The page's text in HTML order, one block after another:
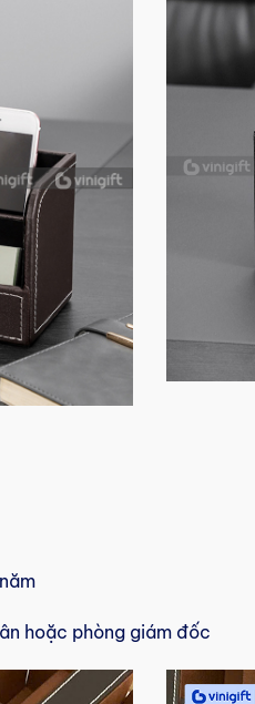
hoặc phòng giám đốc